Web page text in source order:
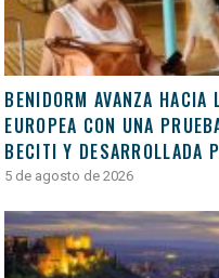
BENIDORM AVANZA
EUROPEA CON UNA
BECITI Y DESARROLLADA
5 de agosto de 2026